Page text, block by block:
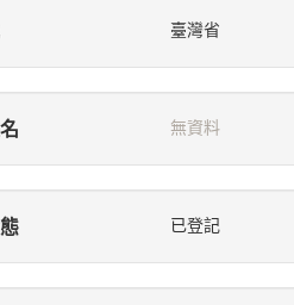
臺灣省
無資料
已登記